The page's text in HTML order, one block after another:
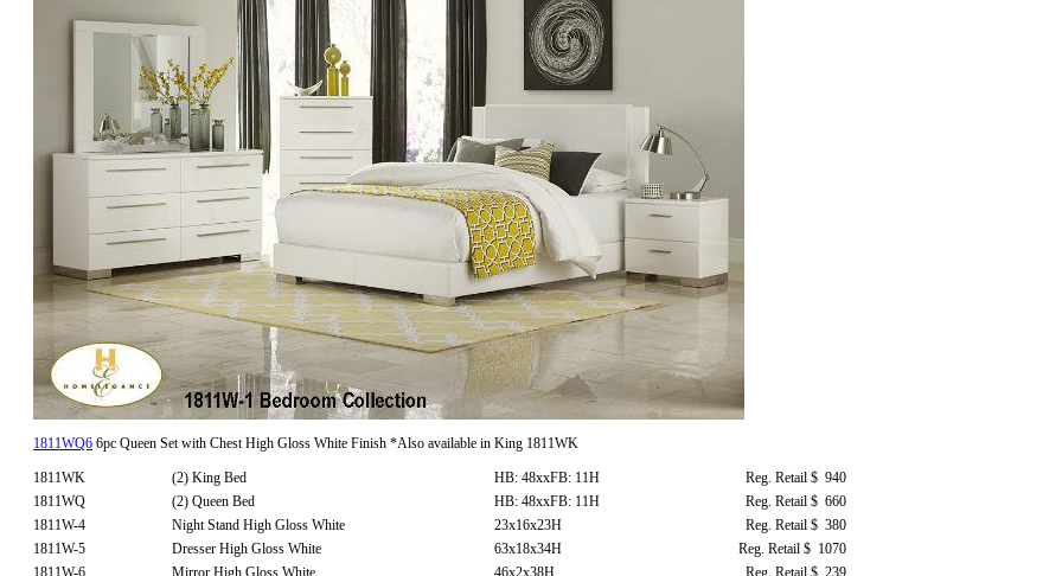
1811WQ6 6pc Queen Set with Chest High Gloss White Finish *Also available in King 1811WK
1811WK (2) King Bed HB: 48xxFB: 11H
Reg. Retail $ 940
1811WQ
(2) Queen Bed HB: 48xxFB: 11H
Reg. Retail $ 660
1811W-4
Night Stand High Gloss White 23x16x23H
Reg. Retail $ 380
1811W-5
Dresser High Gloss White 63x18x34H
Reg. Retail $ 1070
1811W-6
Mirror High Gloss White 46x2x38H
Reg. Retail $ 239